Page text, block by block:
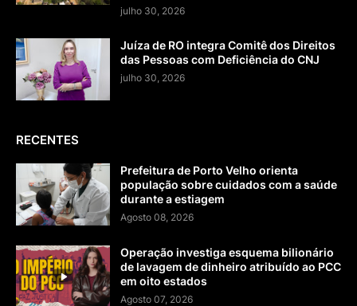
julho 30, 2026
Juíza de RO integra Comitê dos Direitos
das Pessoas com Deficiência do CNJ
julho 30, 2026
RECENTES
Prefeitura de Porto Velho orienta
população sobre cuidados com a saúde
durante a estiagem
Agosto 08, 2026
Operação investiga esquema bilionário
de lavagem de dinheiro atribuído ao PCC
em oito estados
Agosto 07, 2026